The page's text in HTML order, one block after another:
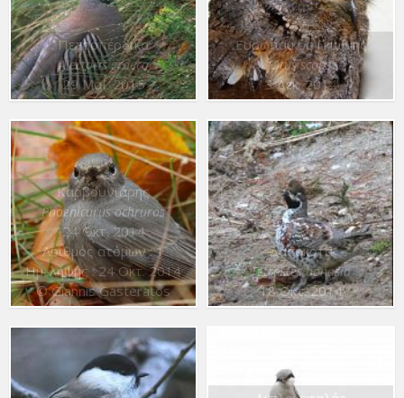
Πετροπέρδικα
Alectoris graeca
29 Μαΐ. 2015
Ευρωπαϊκός Γκιώνης
Otus scops
3 Δεκ. 2014
Καρβουνιάρης
Phoenicurus ochruros
24 Οκτ. 2014
Αριθμός ατόμων : 1
Ημ. λήψης : 24 Οκτ. 2014
© Giannis Gasteratos
Δασόκοτα
Tetrastes bonasia
18 Οκτ. 2014